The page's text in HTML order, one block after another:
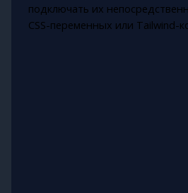
подключать их
CSS-переменных или Tailwind-